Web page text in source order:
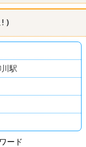
!)
駅
ード